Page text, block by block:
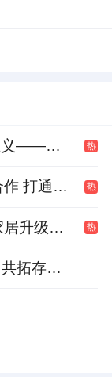
一城双响 | 源氏木语「新实木主义——黑标生活提案」发布会落地天津，黑标旗舰店盛大启幕 热
贝壳租房与成都燃气达成战略合作 打通安全巡检“最后一米” 热
圣象焕新家重新定义存量时代家居升级逻辑，筑牢说换就换的底气！ 热
爱琴海集团携手百佳联盟，聚力共拓存量商业新赛道